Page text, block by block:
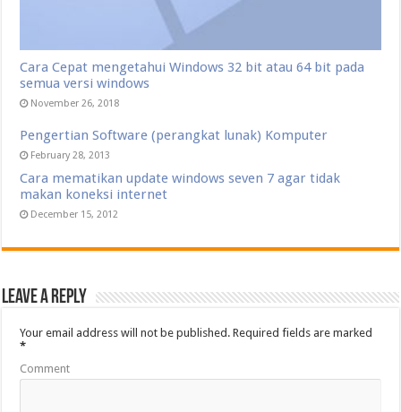
Cara Cepat mengetahui Windows 32 bit atau 64 bit pada
semua versi windows
November 26, 2018
Pengertian Software (perangkat lunak) Komputer
February 28, 2013
Cara mematikan update windows seven 7 agar tidak
makan koneksi internet
December 15, 2012
Leave a Reply
Your email address will not be published. Required fields are marked
*
Comment